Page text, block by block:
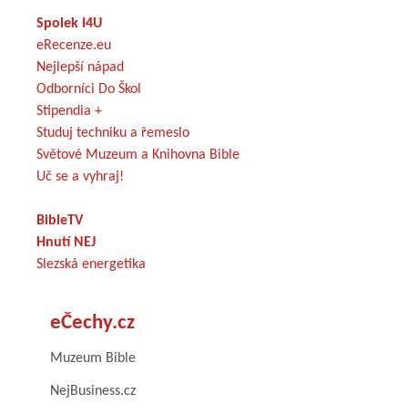
Spolek I4U
eRecenze.eu
Nejlepší nápad
Odborníci Do Škol
Stipendia +
Studuj techniku a řemeslo
Světové Muzeum a Knihovna Bible
Uč se a vyhraj!
BibleTV
Hnutí NEJ
Slezská energetika
eČechy.cz
Muzeum Bible
NejBusiness.cz